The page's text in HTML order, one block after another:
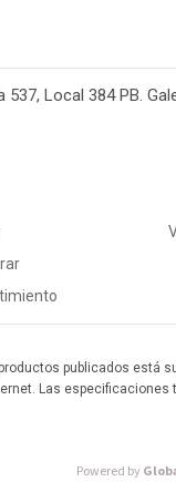
537, Local 384 PB.
publicados
Las
Powered by